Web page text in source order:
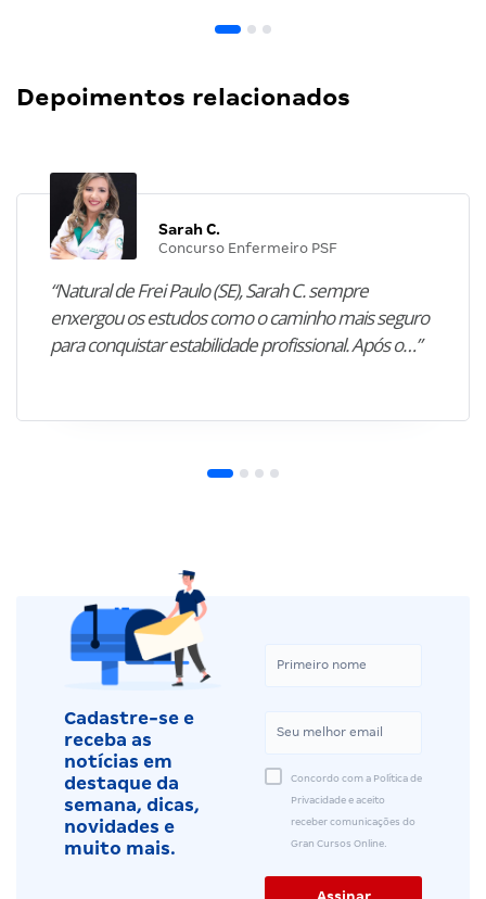
Depoimentos relacionados
Sarah C.
Concurso Enfermeiro PSF
“Natural de Frei Paulo (SE), Sarah C. sempre
enxergou os estudos como o caminho mais seguro
para conquistar estabilidade profissional. Após o…”
Cadastre-se e
receba as
notícias em
destaque da
semana, dicas,
novidades e
muito mais.
Concordo com a Política de
Privacidade e aceito
receber comunicações do
Gran Cursos Online.